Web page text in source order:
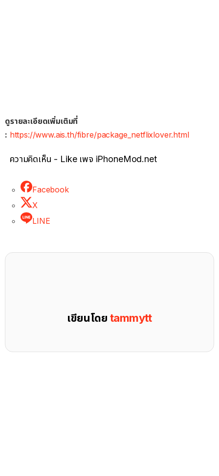
ดูรายละเอียดเพิ่มเติมที่
: https://www.ais.th/fibre/package_netflixlover.html
ความคิดเห็น - Like เพจ iPhoneMod.net
Facebook
X
LINE
เขียนโดย tammytt